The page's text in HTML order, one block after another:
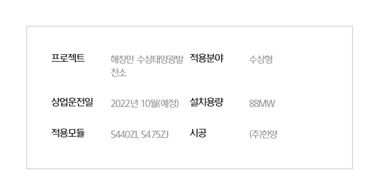
프로젝트
해창만 수상태양광발
전소
적용분야 수상형
상업운전일 2022년 10월(예정) 설치용량 88MW
적용모듈 S440ZI, S475ZJ 시공 (주)한양